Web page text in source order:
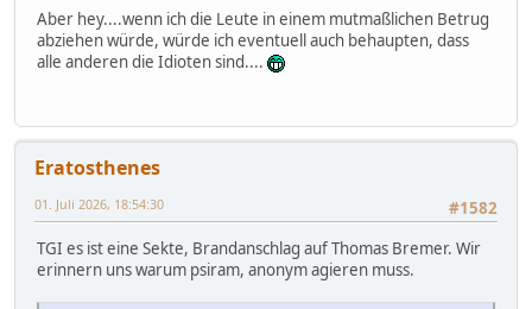
Aber hey....wenn ich die Leute in einem mutmaßlichen Betrug
abziehen würde, würde ich eventuell auch behaupten, dass
alle anderen die Idioten sind....
Eratosthenes
#1582
01. Juli 2026, 18:54:30
TGI es ist eine Sekte, Brandanschlag auf Thomas Bremer. Wir
erinnern uns warum psiram, anonym agieren muss.